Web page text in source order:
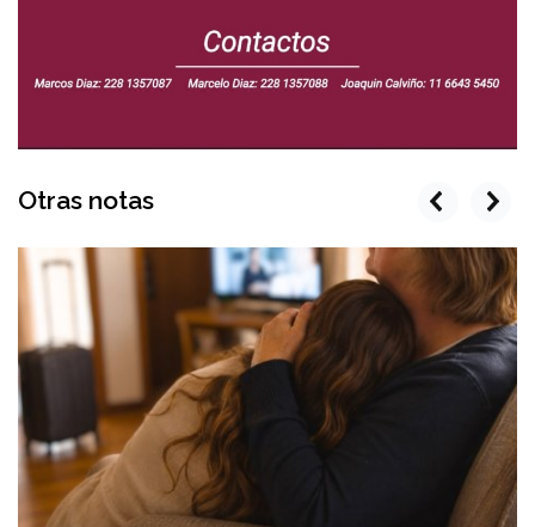
Otras notas prev next